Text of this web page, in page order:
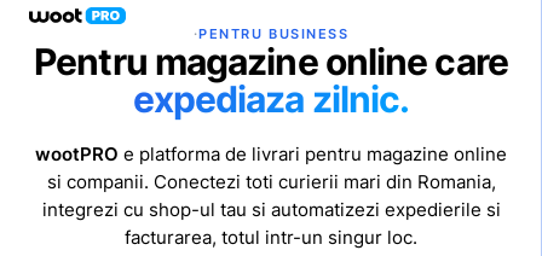
·PENTRU BUSINESS
Pentru magazine online care
expediaza zilnic.
wootPRO e platforma de livrari pentru magazine online
si companii. Conectezi toti curierii mari din Romania,
integrezi cu shop-ul tau si automatizezi expedierile si
facturarea, totul intr-un singur loc.